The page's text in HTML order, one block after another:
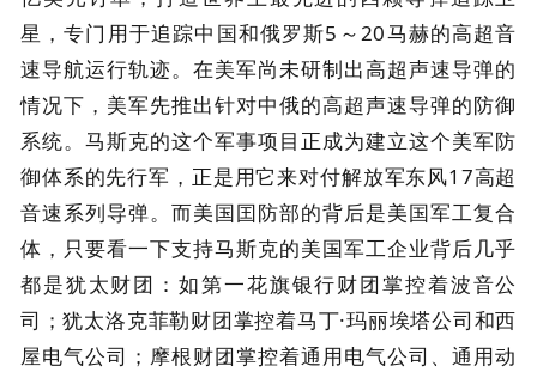
星，专门用于追踪中国和俄罗斯5～20马赫的高超音
速导航运行轨迹。在美军尚未研制出高超声速导弹的
情况下，美军先推出针对中俄的高超声速导弹的防御
系统。马斯克的这个军事项目正成为建立这个美军防
御体系的先行军，正是用它来对付解放军东风17高超
音速系列导弹。而美国囯防部的背后是美国军工复合
体，只要看一下支持马斯克的美国军工企业背后几乎
都是犹太财团：如第一花旗银行财团掌控着波音公
司；犹太洛克菲勒财团掌控着马丁·玛丽埃塔公司和西
屋电气公司；摩根财团掌控着通用电气公司、通用动